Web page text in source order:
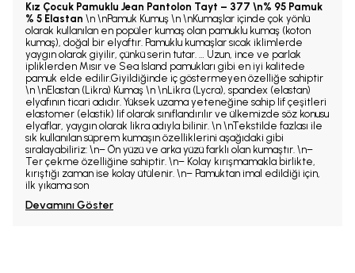
Kız Çocuk Pamuklu Jean Pantolon Tayt – 377 \n% 95 Pamuk
% 5 Elastan \n \nPamuk Kumuş \n \nKumaşlar içinde çok yönlü
olarak kullanılan en popüler kumaş olan pamuklu kumaş (koton
kumaş), doğal bir elyaftır. Pamuklu kumaşlar sıcak iklimlerde
yaygın olarak giyilir, çünkü serin tutar. … Uzun, ince ve parlak
ipliklerden Mısır ve Sea Island pamukları gibi en iyi kalitede
pamuk elde edilir.Giyildiğinde iç göstermeyen özelliğe sahiptir
\n \nElastan (Likra) Kumaş \n \nLikra (Lycra), spandex (elastan)
elyafının ticari adıdır. Yüksek uzama yeteneğine sahip lif çeşitleri
elastomer (elastik) lif olarak sınıflandırılır ve ülkemizde söz konusu
elyaflar, yaygın olarak likra adıyla bilinir. \n \nTekstilde fazlası ile
sık kullanılan süprem kumaşın özelliklerini aşağıdaki gibi
sıralayabiliriz: \n– Ön yüzü ve arka yüzü farklı olan kumaştır. \n–
Ter çekme özelliğine sahiptir. \n– Kolay kırışmamakla birlikte,
kırıştığı zaman ise kolay ütülenir. \n– Pamuktan imal edildiği için,
ilk yıkama son
Devamını Göster